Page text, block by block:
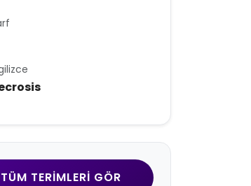
TÜM TERIMLERI GÖR